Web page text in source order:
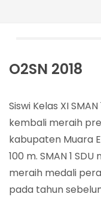
O2SN 2018
Siswi Kelas XI
kembali meraih
kabupaten Muara
100 m. SMAN 1
meraih medali
pada tahun